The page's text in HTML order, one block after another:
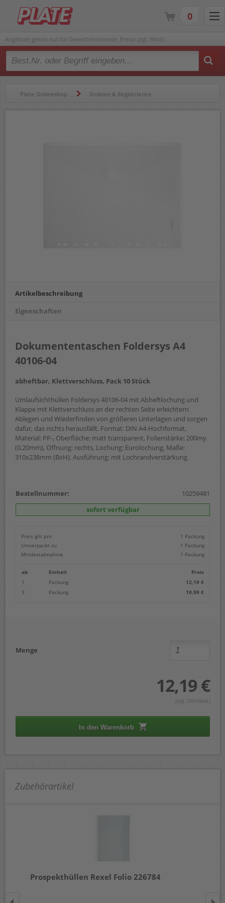
Angebote gelten nur für Gewerbetreibende. Preise zzgl. MwSt.
Type 2 or more characters for results.
Plate Onlineshop Ordnen & Registrieren
Artikelbeschreibung
Eigenschaften
Dokumententaschen Foldersys A4
40106-04
abheftbar, Klettverschluss, Pack 10 Stück
Umlaufsichthüllen Foldersys 40106-04 mit Abheftlochung und
Klappe mit Klettverschluss an der rechten Seite erleichtern
Ablegen und Wiederfinden von größeren Unterlagen und sorgen
dafür, das nichts herausfällt. Format: DIN A4-Hochformat,
Material: PP-, Oberfläche: matt transparent, Folienstärke: 200my
(0,20mm), Öffnung: rechts, Lochung: Eurolochung, Maße:
310x238mm (BxH). Ausführung: mit Lochrandverstärkung.
Bestellnummer:
10259481
sofort verfügbar
Preis gilt pro
1 Packung
Umverpackt zu
1 Packung
Mindestabnahme
1 Packung
ab Einheit
Preis
1
Packung
12,19 €
3
Packung 10,99 €
Menge
12,19 €
(zzgl. 19% Mwst.)
In den Warenkorb
Zubehörartikel
Prospekthüllen Rexel Folio 226784
0